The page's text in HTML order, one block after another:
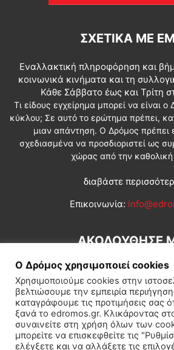
ΣΧΕΤΙΚΆ ΜΕ
Εναλλακτική πληροφόρηση και
κοινωνικά κινήματα και τη
Κάθε Σάββατο έως και Τρίτη
Τι είδους εγχείρημα μπορεί να είναι
κύκλου; Σε αυτό το ερώτημα πρέπει,
μιαν απάντηση. Ο Δρόμος πρέπει
σχεδιασμένα να προσδιοριστεί ως
χώρας από την καθολική
διαβάστε
Επικοινωνία:
ΑΚΟΛΟΥΘΗΣΕ
Εγγραφή συνδρομητή Πολιτική
Ο Δρόμος χρησιμοποιεί cookies
Χρησιμοποιούμε cookies στην
βελτιώσουμε την εμπειρία
καταγράφουμε τις προτιμήσεις σας
ξανά το edromos.gr. Κλικάροντας
συναινείτε στη χρήση όλων των
μπορείτε να επισκεφθείτε τις
ελέγξετε και να αλλάξετε τις